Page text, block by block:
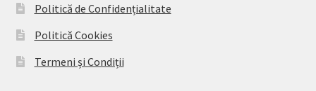
Politică de Confidențialitate
Politică Cookies
Termeni și Condiții